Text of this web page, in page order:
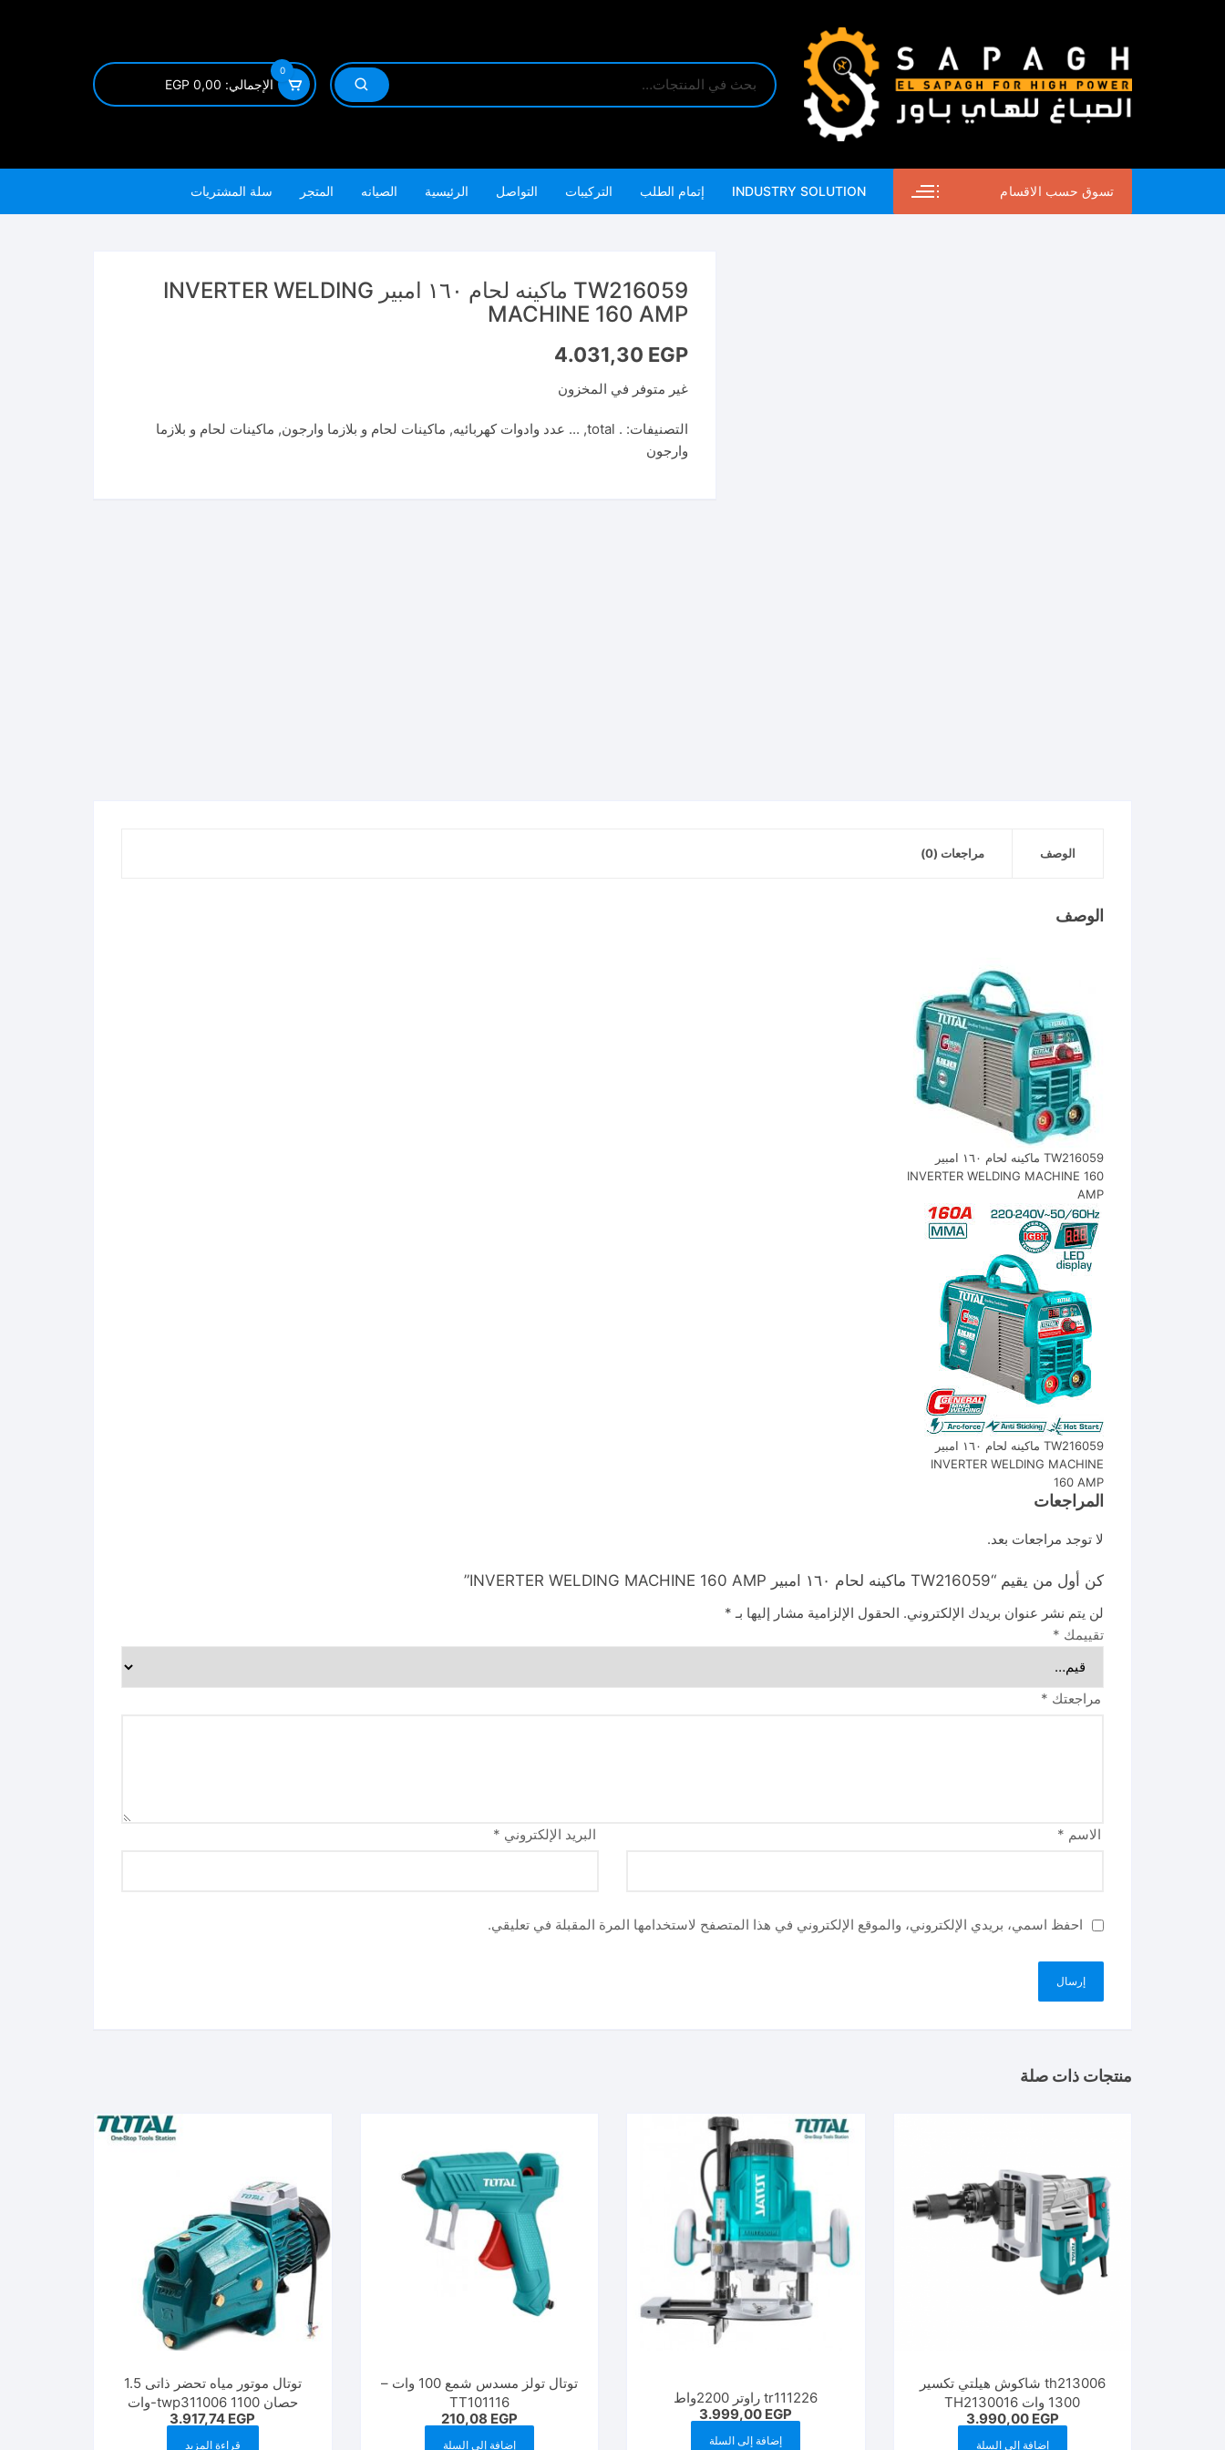
0
الإجمالي: 0,00
EGP
تسوق حسب الاقسام INDUSTRY SOLUTION إتمام الطلب التركيبات التواصل الرئيسية الصيانه المتجر سلة المشتريات
TW216059 ماكينه لحام ١٦٠ امبير INVERTER WELDING
MACHINE 160 AMP
4.031,30 EGP
غير متوفر في المخزون
التصنيفات: . total
, ... عدد وادوات كهربائيه, ماكينات لحام و بلازما وارجون, ماكينات لحام و بلازما
وارجون
الوصف مراجعات (0)
الوصف
TW216059 ماكينه لحام ١٦٠ امبير
INVERTER WELDING MACHINE 160
AMP
TW216059 ماكينه لحام ١٦٠ امبير
INVERTER WELDING MACHINE
160 AMP
المراجعات
لا توجد مراجعات بعد.
كن أول من يقيم “TW216059 ماكينه لحام ١٦٠ امبير INVERTER WELDING MACHINE 160 AMP”
لن يتم نشر عنوان بريدك الإلكتروني. الحقول الإلزامية مشار إليها بـ *
تقييمك *
مراجعتك *
الاسم * البريد الإلكتروني *
احفظ اسمي، بريدي الإلكتروني، والموقع الإلكتروني في هذا المتصفح لاستخدامها المرة المقبلة في تعليقي.
منتجات ذات صلة
th213006 شاكوش هيلتي تكسير
1300 وات TH2130016
3.990,00 EGP
إضافة إلى السلة
tr111226 راوتر 2200واط
3.999,00 EGP
إضافة إلى السلة
توتال تولز مسدس شمع 100 وات –
TT101116
210,08 EGP
إضافة إلى السلة
توتال موتور مياه تحضر ذاتى 1.5
حصان 1100 twp311006-وات
3.917,74 EGP
قراءة المزيد